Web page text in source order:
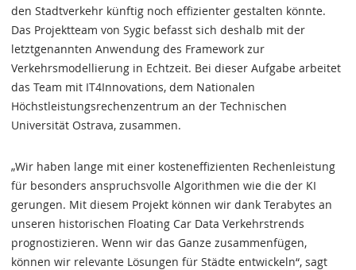
den Stadtverkehr künftig noch effizienter gestalten könnte.
Das Projektteam von Sygic befasst sich deshalb mit der
letztgenannten Anwendung des Framework zur
Verkehrsmodellierung in Echtzeit. Bei dieser Aufgabe arbeitet
das Team mit IT4Innovations, dem Nationalen
Höchstleistungsrechenzentrum an der Technischen
Universität Ostrava, zusammen.
„Wir haben lange mit einer kosteneffizienten Rechenleistung
für besonders anspruchsvolle Algorithmen wie die der KI
gerungen. Mit diesem Projekt können wir dank Terabytes an
unseren historischen Floating Car Data Verkehrstrends
prognostizieren. Wenn wir das Ganze zusammenfügen,
können wir relevante Lösungen für Städte entwickeln“, sagt